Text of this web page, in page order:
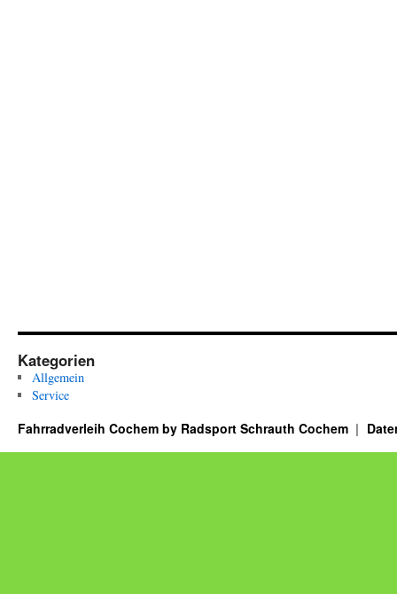
Kategorien
Allgemein
Service
Fahrradverleih Cochem by Radsport Schrauth Cochem